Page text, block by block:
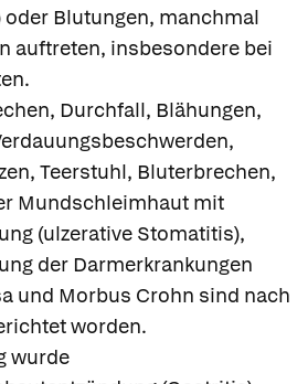
oder Blutungen, manchmal
auftreten, insbesondere bei
Durchfall, Blähungen,
Teerstuhl, Bluterbrechen,
Mundschleimhaut mit
(ulzerative Stomatitis),
der Darmerkrankungen
und Morbus Crohn sind nach
worden.
wurde